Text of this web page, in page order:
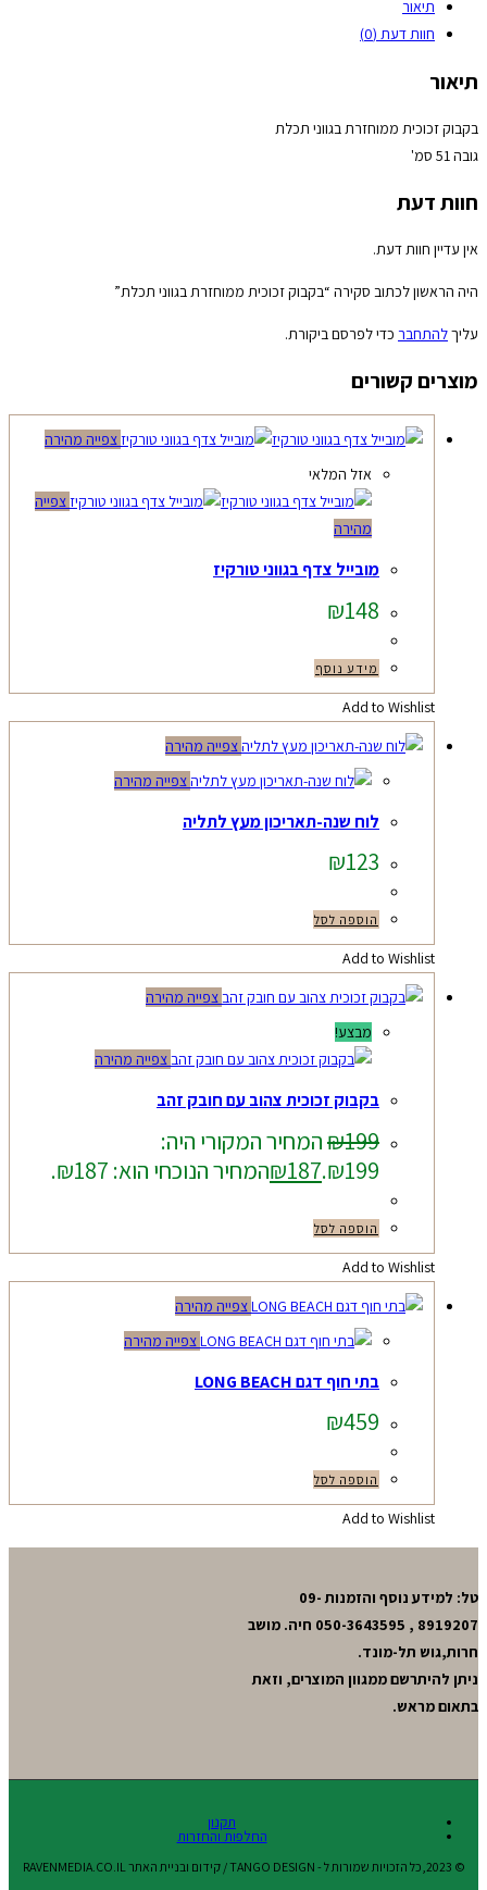
תיאור
חוות דעת (0)
תיאור
בקבוק זכוכית ממוחזרת בגווני תכלת
גובה 51 סמ'
חוות דעת
אין עדיין חוות דעת.
היה הראשון לכתוב סקירה “בקבוק זכוכית ממוחזרת בגווני תכלת”
עליךלהתחבר כדי לפרסם ביקורת.
מוצרים קשורים
צפייה מהירה
אזל המלאי
צפייה
מהירה
מובייל צדף בגווני טורקיז
₪148
מידע נוסף
Add to Wishlist
צפייה מהירה
צפייה מהירה
לוח שנה-תאריכון מעץ לתליה
₪123
הוספה לסל
Add to Wishlist
צפייה מהירה
מבצע!
צפייה מהירה
בקבוק זכוכית צהוב עם חובק זהב
₪199
המחיר המקורי היה:
₪199.
₪187 המחיר הנוכחי הוא: ₪187.
הוספה לסל
Add to Wishlist
צפייה מהירה
צפייה מהירה
בתי חוף דגם LONG BEACH
₪459
הוספה לסל
Add to Wishlist
טל: למידע נוסף והזמנות 09-
8919207 , 050-3643595 חיה. מושב
חרות,גוש תל-מונד.
ניתן להיתרשם ממגוון המוצרים, וזאת
בתאום מראש.
תקנון
החלפות והחזרות
© 2023,כל הזכויות שמורות ל - TANGO DESIGN / קידום ובניית האתר RAVENMEDIA.CO.IL